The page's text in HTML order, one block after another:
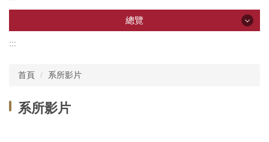
總覽
系所影片
系所介紹
:::
首頁 系所影片
系所影片